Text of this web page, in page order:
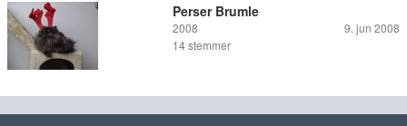
Perser Brumle
2008
9. jun 2008
14 stemmer